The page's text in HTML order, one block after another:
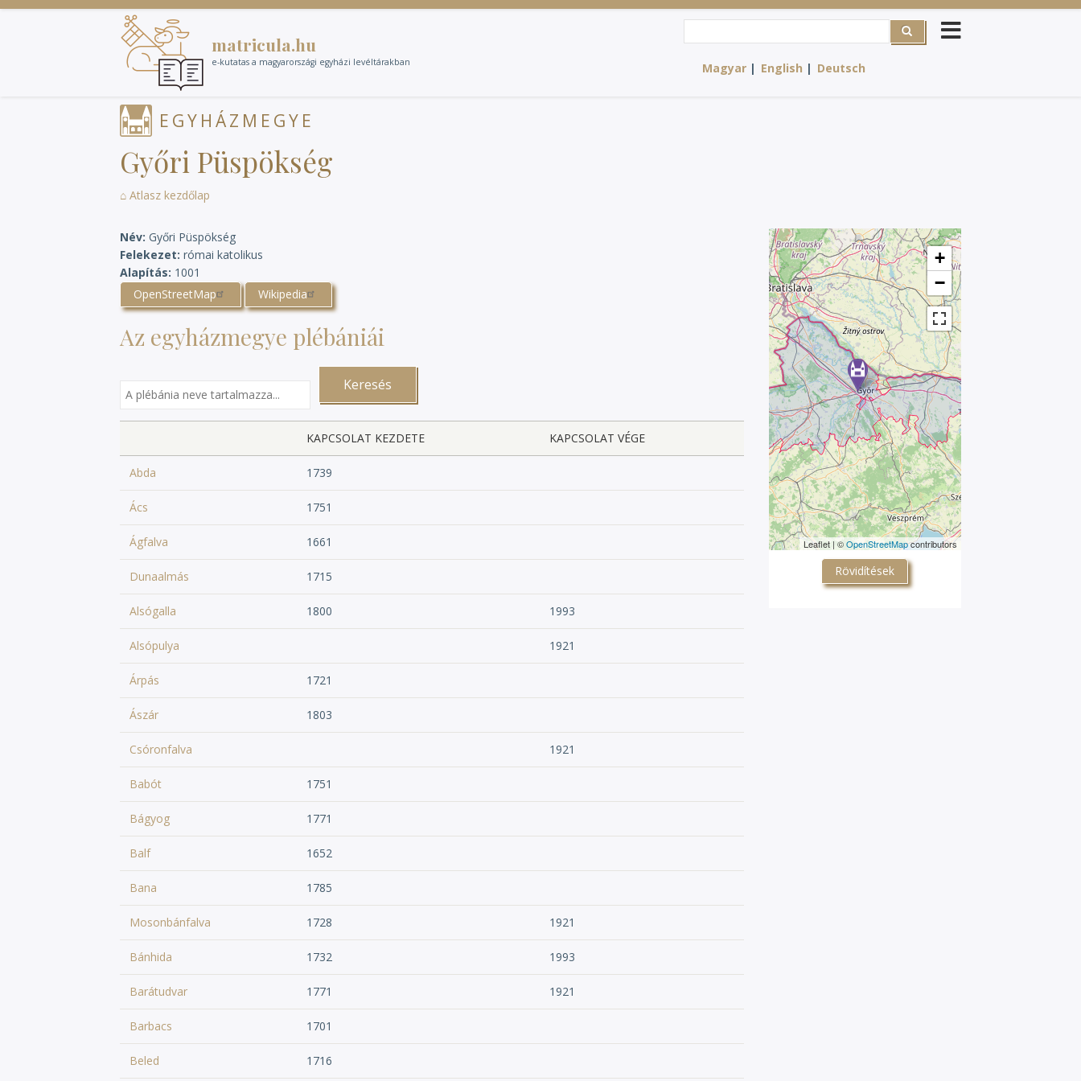
Ugrás
matricula.hu
e-kutatas a magyarországi egyházi levéltárakban
Search
Magyar English Deutsch
EGYHÁZMEGYE
Győri Püspökség
⌂ Atlasz kezdőlap
Név Győri Püspökség
Felekezet római katolikus
Alapítás 1001
OpenStreetMap
Wikipedia
Az egyházmegye plébániái
KAPCSOLAT KEZDETE KAPCSOLAT VÉGE
Abda 1739
Ács 1751
Ágfalva 1661
Dunaalmás 1715
Alsógalla 1800 1993
Alsópulya 1921
Árpás 1721
Ászár 1803
Csóronfalva 1921
Babót 1751
Bágyog 1771
Balf 1652
Bana 1785
Mosonbánfalva 1728 1921
Bánhida 1732 1993
Barátudvar 1771 1921
Barbacs 1701
Beled 1716
+
−
Leaflet | ©OpenStreetMapcontributors
Rövidítések